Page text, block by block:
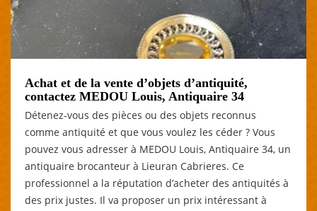
Achat et de la vente d’objets d’antiquité,
contactez MEDOU Louis, Antiquaire 34
Détenez-vous des pièces ou des objets reconnus
comme antiquité et que vous voulez les céder ? Vous
pouvez vous adresser à MEDOU Louis, Antiquaire 34, un
antiquaire brocanteur à Lieuran Cabrieres. Ce
professionnel a la réputation d’acheter des antiquités à
des prix justes. Il va proposer un prix intéressant à